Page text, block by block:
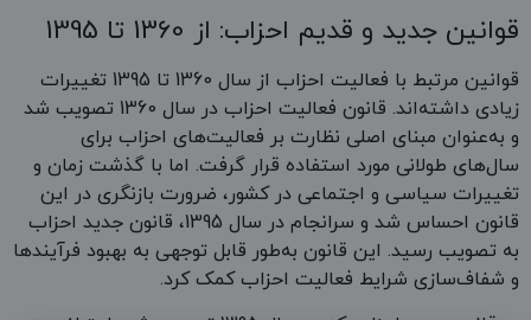
قوانین جدید و قدیم احزاب: از 1360 تا 1395
قوانین مرتبط با فعالیت احزاب از سال 1360 تا 1395 تغییرات
زیادی داشته‌اند. قانون فعالیت احزاب در سال 1360 تصویب شد
و به‌عنوان مبنای اصلی نظارت بر فعالیت‌های احزاب برای
سال‌های طولانی مورد استفاده قرار گرفت. اما با گذشت زمان و
تغییرات سیاسی و اجتماعی در کشور، ضرورت بازنگری در این
قانون احساس شد و سرانجام در سال 1395، قانون جدید احزاب
به تصویب رسید. این قانون به‌طور قابل توجهی به بهبود فرآیندها
و شفاف‌سازی شرایط فعالیت احزاب کمک کرد.